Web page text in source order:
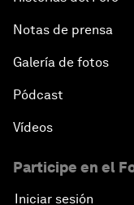
Notas de prensa
Galería de fotos
Pódcast
Vídeos
Participe en el
Iniciar sesión